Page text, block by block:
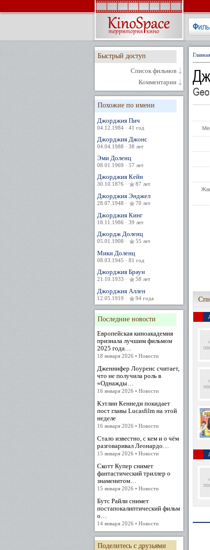
Быстрый доступ
Список фильмов
Комментарии
Похожие по имени
Джорджия Пич
04.12.1984 · 41 год
Джорджия Джонс
04.04.1988 · 38 лет
Эми Доленц
08.01.1969 · 57 лет
Джорджия Кейн
30.10.1876 · 87 лет
Джорджия Энджел
28.07.1948 · 70 лет
Джорджия Кинг
18.11.1986 · 39 лет
Джордж Доленц
05.01.1908 · 55 лет
Мики Доленц
08.03.1945 · 81 год
Джорджия Браун
21.10.1933 · 58 лет
Джорджия Аллен
12.05.1919 · 94 года
Последние новости
Европейская киноакадемия
признала лучшим фильмом
2025 года…
18 января 2026 • Новости
Дженнифер Лоуренс считает,
что не получила роль в
«Однажды…
16 января 2026 • Новости
Кэтлин Кеннеди покидает
пост главы Lucasfilm на этой
неделе
16 января 2026 • Новости
Стало известно, с кем и о чём
разговаривал Леонардо…
15 января 2026 • Новости
Скотт Купер снимет
фантастический триллер о
знаменитом…
15 января 2026 • Новости
Бутс Райли снимет
постапокалиптический фильм
о…
14 января 2026 • Новости
Поделитесь с друзьями
Главная